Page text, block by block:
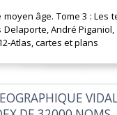
moyen âge. Tome 3 : Les
Delaporte, André
Atlas, cartes et plans‎